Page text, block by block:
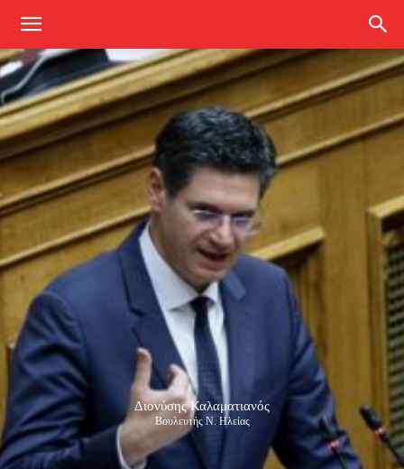
Διονύσης Καλαματιανός
Βουλευτής Ν. Ηλείας